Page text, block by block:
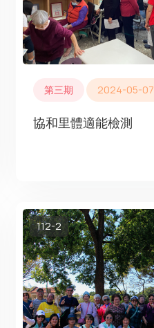
第三期 2024-05-07
協和里體適能檢測
112-2